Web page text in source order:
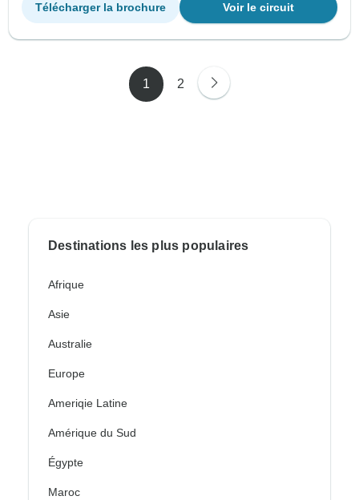
Voir le circuit
Télécharger la brochure
1 2
Destinations les plus populaires
Afrique
Asie
Australie
Europe
Ameriqie Latine
Amérique du Sud
Égypte
Maroc